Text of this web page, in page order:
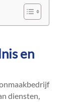
en
diensten,